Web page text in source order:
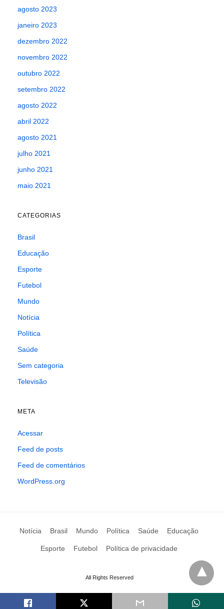
agosto 2023
janeiro 2023
dezembro 2022
novembro 2022
outubro 2022
setembro 2022
agosto 2022
abril 2022
agosto 2021
julho 2021
junho 2021
maio 2021
CATEGORIAS
Brasil
Educação
Esporte
Futebol
Mundo
Notícia
Política
Saúde
Sem categoria
Televisão
META
Acessar
Feed de posts
Feed de comentários
WordPress.org
Notícia Brasil Mundo Política Saúde Educação
Esporte Futebol Política de privacidade
All Rights Reserved